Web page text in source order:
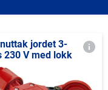
jordet 3-
230 V med lokk